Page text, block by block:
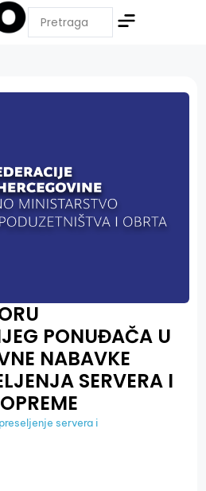
PONUĐAČA U
NABAVKE
SERVERA I
servera i